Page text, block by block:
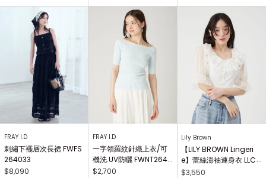
FRAY I.D
刺繡下襬層次長裙 FWFS
264033
$8,090
FRAY I.D
一字領羅紋針織上衣/可
機洗.UV防曬 FWNT2640
29
$2,700
Lily Brown
【LILY BROWN Lingeri
e】蕾絲澎袖連身衣 LLCO
262503
$3,550